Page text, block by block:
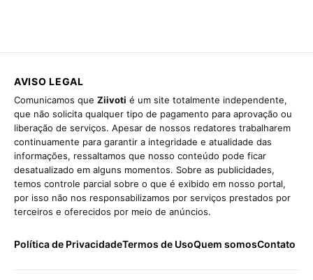
AVISO LEGAL
Comunicamos que Ziivoti é um site totalmente independente,
que não solicita qualquer tipo de pagamento para aprovação ou
liberação de serviços. Apesar de nossos redatores trabalharem
continuamente para garantir a integridade e atualidade das
informações, ressaltamos que nosso conteúdo pode ficar
desatualizado em alguns momentos. Sobre as publicidades,
temos controle parcial sobre o que é exibido em nosso portal,
por isso não nos responsabilizamos por serviços prestados por
terceiros e oferecidos por meio de anúncios.
Política de PrivacidadeTermos de UsoQuem somosContato